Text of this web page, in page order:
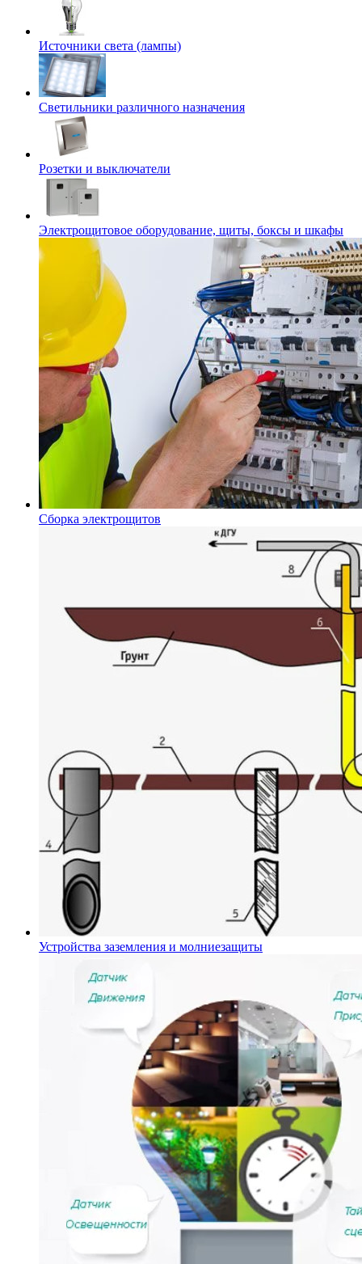
Источники света (лампы)
Светильники различного назначения
Розетки и выключатели
Электрощитовое оборудование, щиты, боксы и шкафы
Сборка электрощитов
Устройства заземления и молниезащиты